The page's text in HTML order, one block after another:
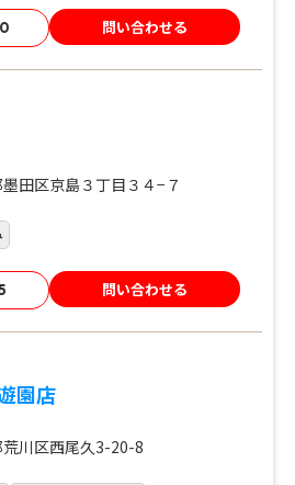
問い合わせる
田区京島３丁目３４−７
問い合わせる
園店
川区西尾久3-20-8